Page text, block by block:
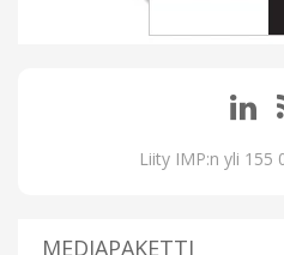
Liity IMP:n yli 155
MEDIAPAKETTI